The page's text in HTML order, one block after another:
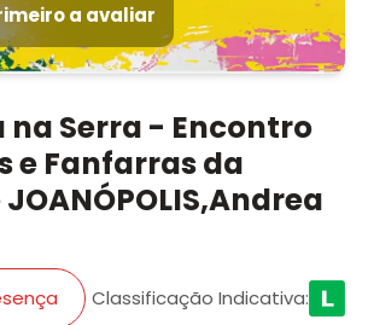
a avaliar
na Serra - Encontro
e Fanfarras da
Classificação Indicativa: